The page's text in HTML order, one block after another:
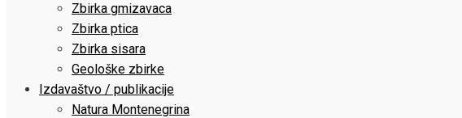
Zbirka gmizavaca
Zbirka ptica
Zbirka sisara
Geološke zbirke
Izdavaštvo / publikacije
Natura Montenegrina